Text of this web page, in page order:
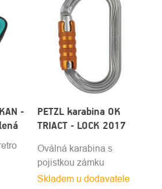
-
PETZL karabina OK
TRIACT - LOCK 2017
Skladem u dodavatele
Oválná karabina s
pojistkou zámku